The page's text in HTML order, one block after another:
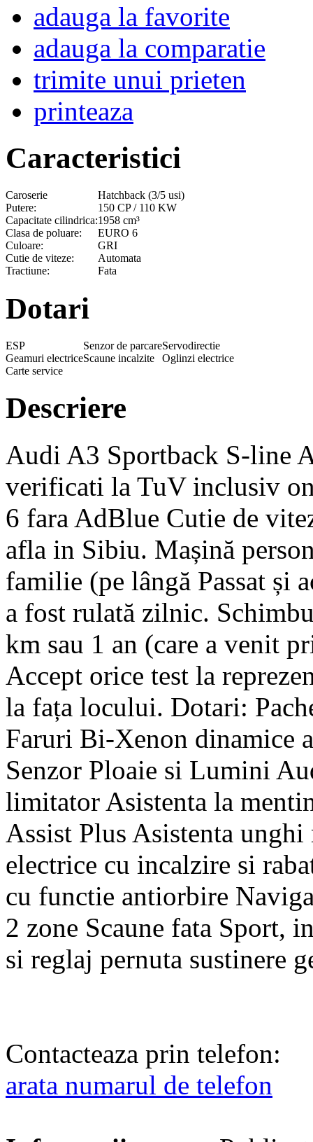
adauga la favorite
adauga la comparatie
trimite unui prieten
printeaza
Caracteristici
Caroserie
Hatchback (3/5 usi)
Putere:
150 CP / 110 KW
Capacitate cilindrica:1958 cm³
Clasa de poluare:
EURO 6
Culoare:
GRI
Cutie de viteze:
Automata
Tractiune:
Fata
Dotari
ESP Senzor de parcareServodirectie
Geamuri electriceScaune incalzite
Oglinzi electrice
Carte service
Descriere
Audi A3 Sportback S-line
verificati la TuV inclusiv
6 fara AdBlue Cutie de
afla in Sibiu. Mașină
familie (pe lângă Passat și
a fost rulată zilnic.
km sau 1 an (care a venit
Accept orice test la
la fața locului. Dotari:
Faruri Bi-Xenon dinamice
Senzor Ploaie si Lumini
limitator Asistenta la
Assist Plus Asistenta
electrice cu incalzire si
cu functie antiorbire
2 zone Scaune fata Sport,
si reglaj pernuta sustinere
Contacteaza prin telefon:
arata numarul de telefon